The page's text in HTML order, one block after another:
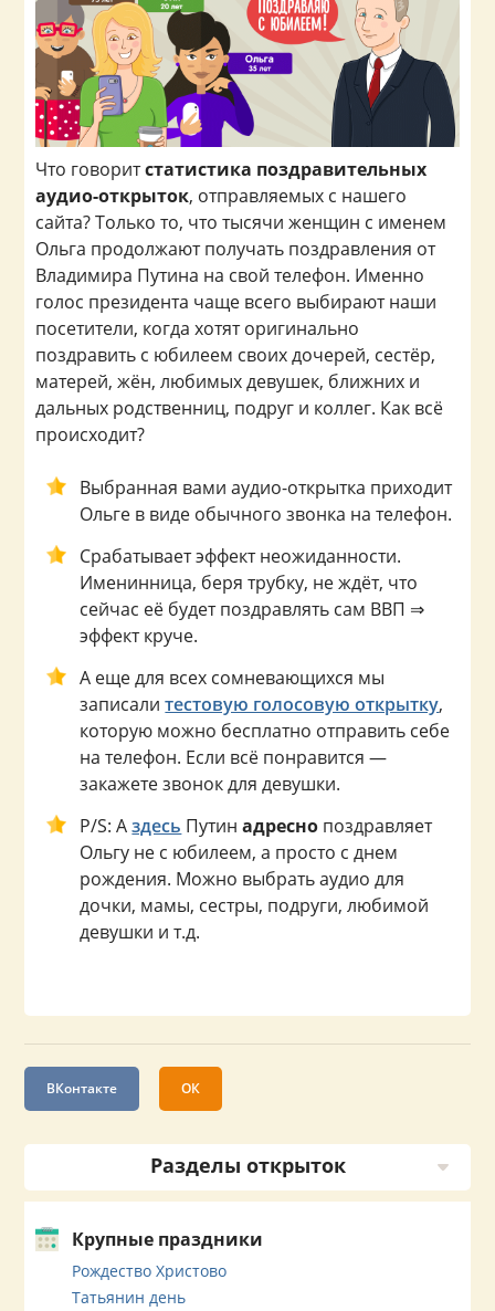
Что говоритстатистика поздравительных
аудио-открыток, отправляемых с нашего
сайта? Только то, что тысячи женщин с именем
Ольга продолжают получать поздравления от
Владимира Путина на свой телефон. Именно
голос президента чаще всего выбирают наши
посетители, когда хотят оригинально
поздравить с юбилеем своих дочерей, сестёр,
матерей, жён, любимых девушек, ближних и
дальных родственниц, подруг и коллег. Как всё
происходит?
Выбранная вами аудио-открытка приходит
Ольге в виде обычного звонка на телефон.
Срабатывает эффект неожиданности.
Именинница, беря трубку, не ждёт, что
сейчас её будет поздравлять сам ВВП ⇒
эффект круче.
А еще для всех сомневающихся мы
записалитестовую голосовую открытку,
которую можно бесплатно отправить себе
на телефон. Если всё понравится —
закажете звонок для девушки.
P/S: Аздесь Путинадресно поздравляет
Ольгу не с юбилеем, а просто с днем
рождения. Можно выбрать аудио для
дочки, мамы, сестры, подруги, любимой
девушки и т.д.
ВКонтакте ОК
Разделы открыток
Крупные праздники
Рождество Христово
Татьянин день